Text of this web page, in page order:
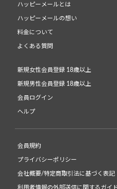
ハッピーメールとは
ハッピーメールの想い
料金について
よくある質問
新規女性会員登録 18歳以上
新規男性会員登録 18歳以上
会員ログイン
ヘルプ
会員規約
プライバシーポリシー
会社概要/特定商取引法に基づく表記
利用者情報の外部送信に関するガイ